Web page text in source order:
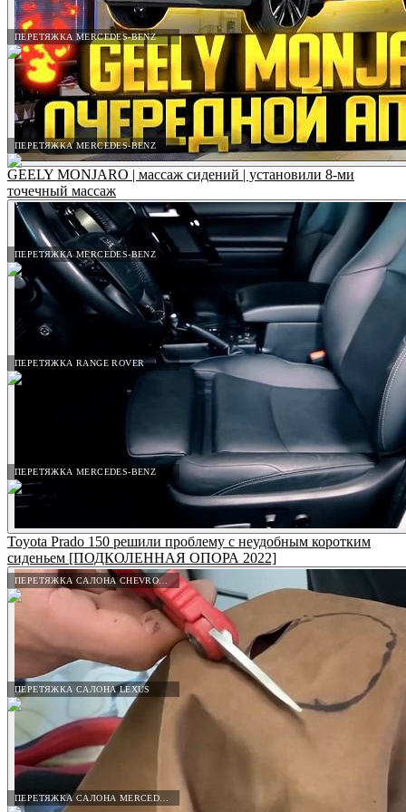
ПЕРЕТЯЖКА MERCEDES-BENZ
ПЕРЕТЯЖКА MERCEDES-BENZ
ПЕРЕТЯЖКА MERCEDES-BENZ
ПЕРЕТЯЖКА RANGE ROVER
ПЕРЕТЯЖКА MERCEDES-BENZ
ПЕРЕТЯЖКА САЛОНА CHEVROLET
ПЕРЕТЯЖКА САЛОНА LEXUS
GEELY MONJARO | массаж сидений | установили 8-ми
точечный массаж
Toyota Prado 150 решили проблему с неудобным коротким
сиденьем [ПОДКОЛЕННАЯ ОПОРА 2022]